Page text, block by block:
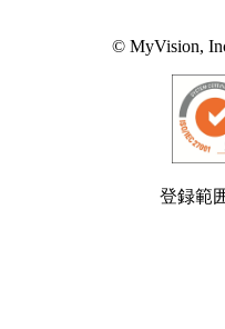
© MyVision,
登録範